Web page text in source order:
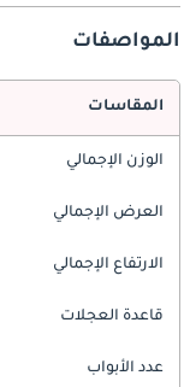
المواصفات
المقاسات
الوزن الإجمالي
العرض الإجمالي
الارتفاع الإجمالي
قاعدة العجلات
عدد الأبواب